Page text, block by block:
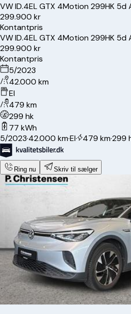
VWID.4EL GTX 4Motion 299HK 5d
299.900 kr
Kontantpris
VWID.4EL GTX 4Motion 299HK 5d
299.900 kr
Kontantpris
5/2023
42.000 km
El
479 km
299 hk
77 kWh
5/2023·42.000 km·El· 479 km·299
Ring nu Skriv til sælger